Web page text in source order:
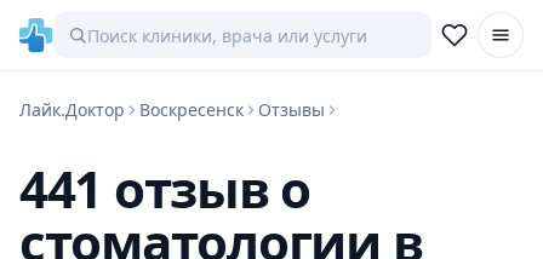
Лайк.Доктор Воскресенск Отзывы
441 отзыв о
стоматологии в